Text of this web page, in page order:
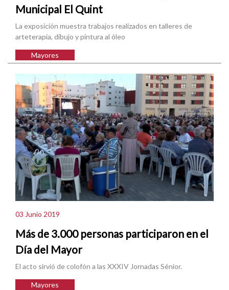
Municipal El Quint
La exposición muestra trabajos realizados en talleres de
arteterapia, dibujo y pintura al óleo
Mayores
03 Junio 2019
Más de 3.000 personas participaron en el
Día del Mayor
El acto sirvió de colofón a las XXXIV Jornadas Sénior.
Mayores